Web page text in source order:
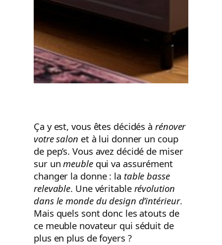
Ça y est, vous êtes décidés à rénover
votre salon et à lui donner un coup
de pep’s. Vous avez décidé de miser
sur unmeublequi va assurément
changer la donne : la table basse
relevable. Une véritable révolution
dans le monde du design d’intérieur.
Mais quels sont donc les atouts de
ce meuble novateur qui séduit de
plus en plus de foyers ?